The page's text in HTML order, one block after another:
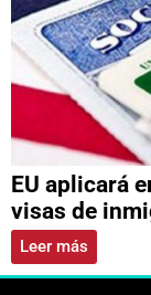
EU aplicará
visas de
Leer más